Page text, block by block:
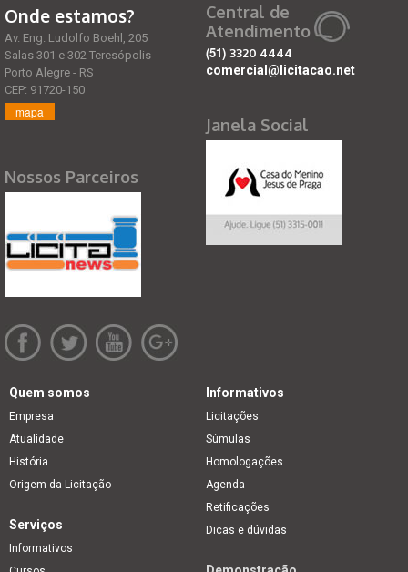
Onde estamos?
Av. Eng. Ludolfo Boehl, 205
Salas 301 e 302 Teresópolis
Porto Alegre - RS
CEP: 91720-150
mapa
Nossos Parceiros
Central de
Atendimento
(51) 3320 4444
comercial@licitacao.net
Janela Social
Quem somos
Empresa
Atualidade
História
Origem da Licitação
Informativos
Licitações
Súmulas
Homologações
Agenda
Retificações
Dicas e dúvidas
Serviços
Informativos